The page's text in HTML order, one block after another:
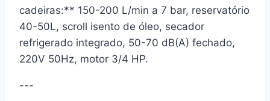
cadeiras:** 150-200 L/min a 7 bar, reservatório
40-50L, scroll isento de óleo, secador
refrigerado integrado, 50-70 dB(A) fechado,
220V 50Hz, motor 3/4 HP.
---